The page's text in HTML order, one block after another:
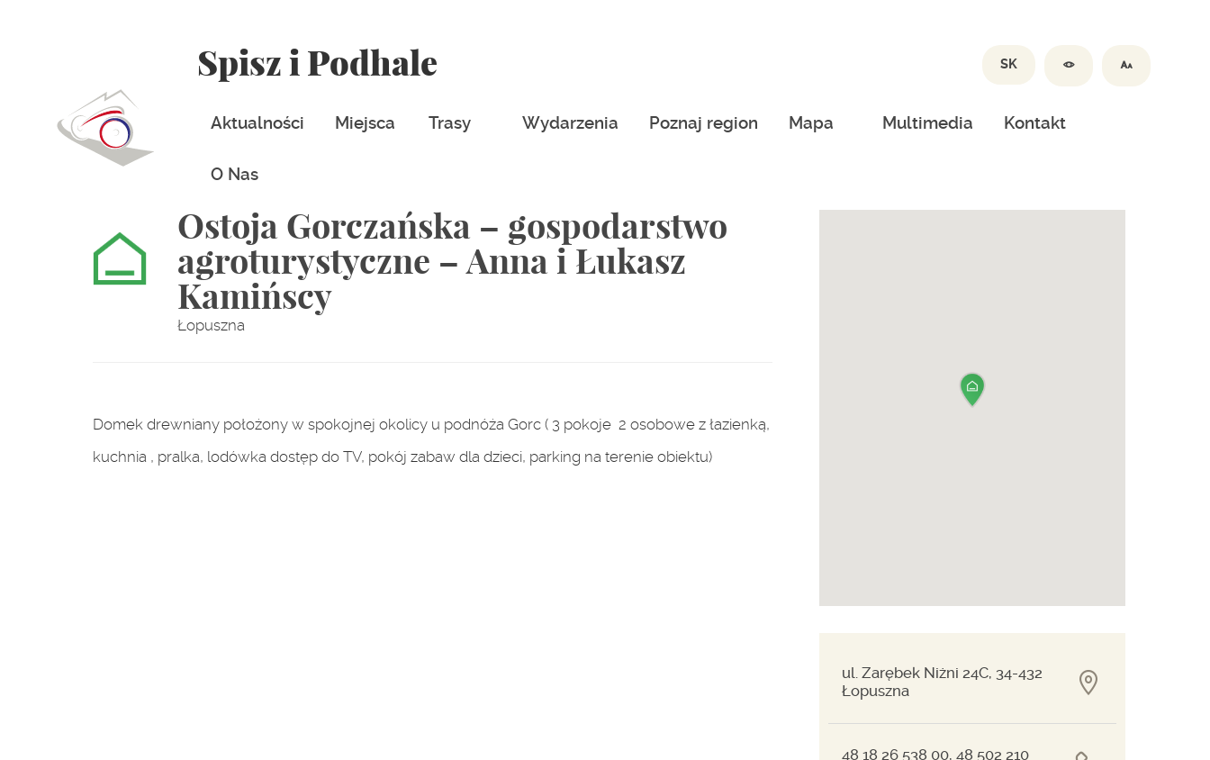
Spisz i Podhale SK
Aktualności Miejsca Trasy Wydarzenia Poznaj region Mapa Multimedia Kontakt
O Nas
Ostoja Gorczańska – gospodarstwo
agroturystyczne – Anna i Łukasz
Kamińscy
Łopuszna
Domek drewniany położony w spokojnej okolicy u podnóża Gorc ( 3 pokoje 2 osobowe z łazienką,
kuchnia , pralka, lodówka dostęp do TV, pokój zabaw dla dzieci, parking na terenie obiektu)
ul. Zarębek Niżni 24C, 34-432
Łopuszna
48 18 26 538 00, 48 502 210